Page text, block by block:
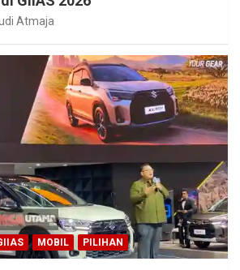
Atmaja
MOBIL PILIHAN